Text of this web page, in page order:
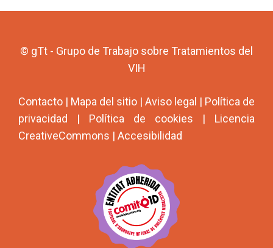
© gTt - Grupo de Trabajo sobre Tratamientos del
VIH
Contacto | Mapa del sitio | Aviso legal | Política de
privacidad | Política de cookies | Licencia
CreativeCommons | Accesibilidad